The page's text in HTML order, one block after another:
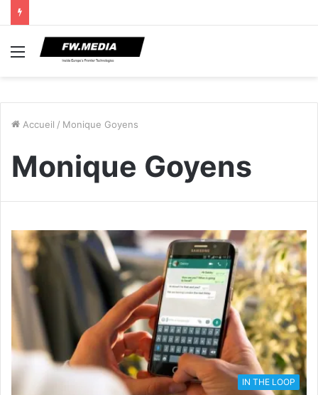
Menu
Accueil / Monique Goyens
Monique Goyens
IN THE LOOP